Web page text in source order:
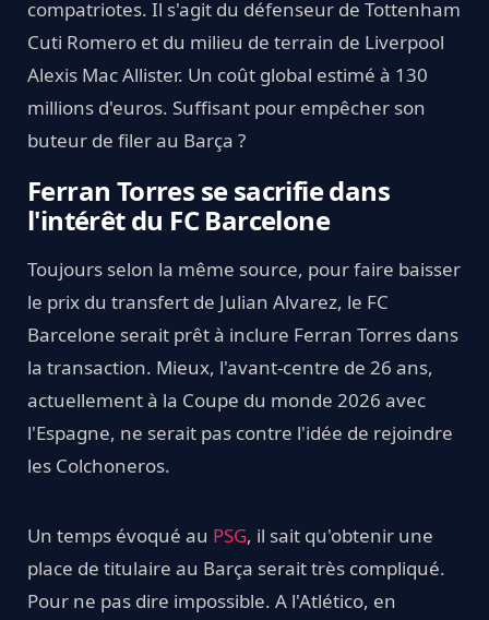
compatriotes. Il s'agit du défenseur de Tottenham
Cuti Romero et du milieu de terrain de Liverpool
Alexis Mac Allister. Un coût global estimé à 130
millions d'euros. Suffisant pour empêcher son
buteur de filer au Barça ?
Ferran Torres se sacrifie dans
l'intérêt du FC Barcelone
Toujours selon la même source, pour faire baisser
le prix du transfert de Julian Alvarez, le FC
Barcelone serait prêt à inclure Ferran Torres dans
la transaction. Mieux, l'avant-centre de 26 ans,
actuellement à la Coupe du monde 2026 avec
l'Espagne, ne serait pas contre l'idée de rejoindre
les Colchoneros.
Un temps évoqué au PSG, il sait qu'obtenir une
place de titulaire au Barça serait très compliqué.
Pour ne pas dire impossible. A l'Atlético, en